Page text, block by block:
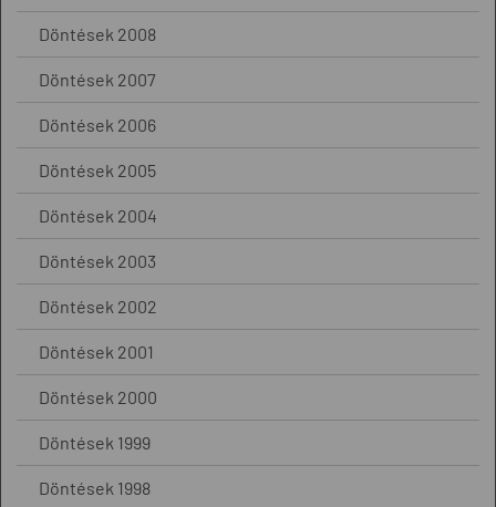
Döntések 2008
Döntések 2007
Döntések 2006
Döntések 2005
Döntések 2004
Döntések 2003
Döntések 2002
Döntések 2001
Döntések 2000
Döntések 1999
Döntések 1998